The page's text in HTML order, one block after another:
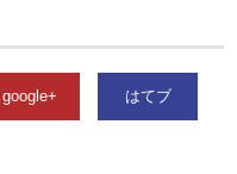
google+ はてブ